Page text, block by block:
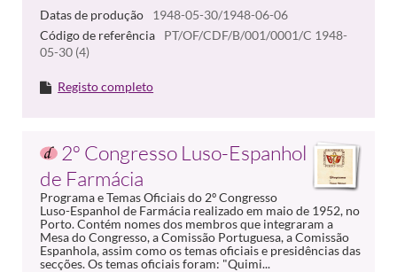
Datas de produção
1948-05-30/1948-06-06
Código de referência
PT/OF/CDF/B/001/0001/C 1948-
05-30 (4)
Registo completo
2º Congresso Luso-Espanhol
de Farmácia
Programa e Temas Oficiais do 2º Congresso
Luso-Espanhol de Farmácia realizado em maio de 1952, no
Porto. Contém nomes dos membros que integraram a
Mesa do Congresso, a Comissão Portuguesa, a Comissão
Espanhola, assim como os temas oficiais e presidências das
secções. Os temas oficiais foram: "Quimi...